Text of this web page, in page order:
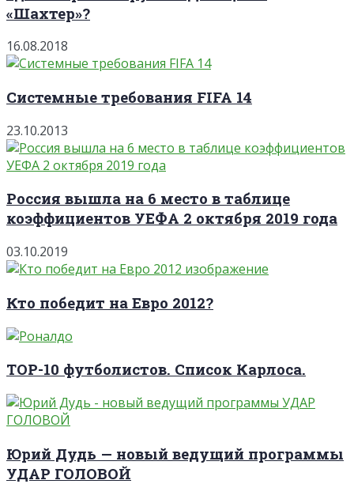
«Шахтер»?
16.08.2018
Системные требования FIFA 14
23.10.2013
Россия вышла на 6 место в таблице
коэффициентов УЕФА 2 октября 2019 года
03.10.2019
Кто победит на Евро 2012?
TOP-10 футболистов. Список Карлоса.
Юрий Дудь — новый ведущий программы
УДАР ГОЛОВОЙ